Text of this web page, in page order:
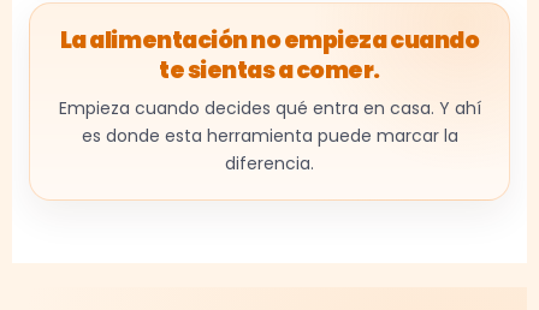
La alimentación no empieza cuando
te sientas a comer.
Empieza cuando decides qué entra en casa. Y ahí
es donde esta herramienta puede marcar la
diferencia.